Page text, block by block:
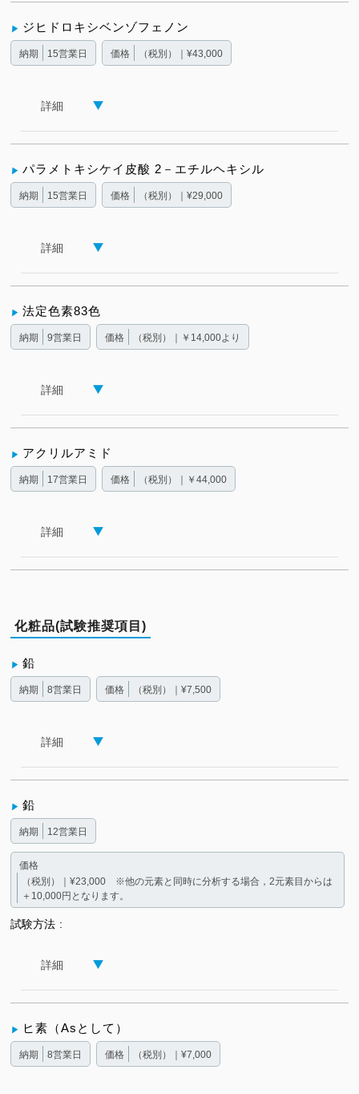
ジヒドロキシベンゾフェノン
納期 15営業日 価格 （税別）｜¥43,000
詳細
パラメトキシケイ皮酸 2－エチルヘキシル
納期 15営業日 価格 （税別）｜¥29,000
詳細
法定色素83色
納期 9営業日 価格 （税別）｜￥14,000より
詳細
アクリルアミド
納期 17営業日 価格 （税別）｜￥44,000
詳細
化粧品(試験推奨項目)
鉛
納期 8営業日 価格 （税別）｜¥7,500
詳細
鉛
納期 12営業日
価格
（税別）｜¥23,000 ※他の元素と同時に分析する場合，2元素目からは
＋10,000円となります。
試験方法
詳細
ヒ素（Asとして）
納期 8営業日 価格 （税別）｜¥7,000